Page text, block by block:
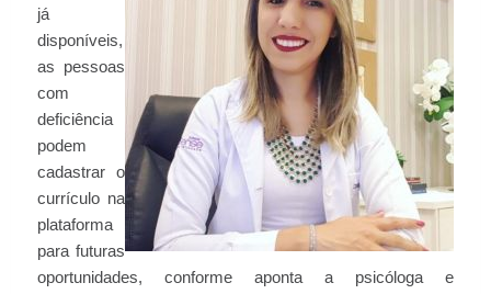
já
disponíveis,
as pessoas
com
deficiência
podem
cadastrar o
currículo na
plataforma
para futuras
oportunidades, conforme aponta a psicóloga e